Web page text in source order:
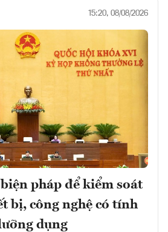
15:20, 08/08/2026
pháp để kiểm soát
bị, công nghệ có tính
dụng